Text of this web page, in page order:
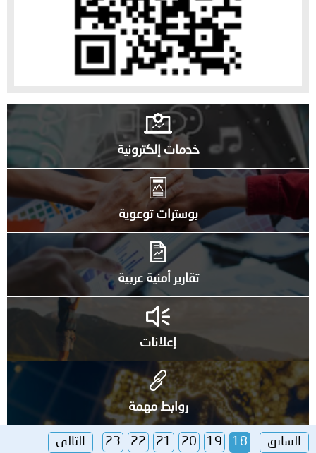
خدمات إلكترونية
بوسترات توعوية
تقارير أمنية عربية
إعلانات
روابط مهمة
السابق 18
19
20
21
22
23 التالي